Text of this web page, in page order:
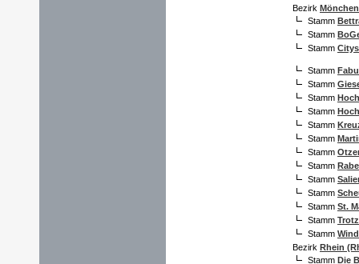
Bezirk
Stamm
Stamm
Stamm
Stamm
Stamm
Stamm
Stamm
Stamm
Stamm
Stamm
Stamm
Stamm
Stamm
Stamm St.
Stamm
Stamm
Bezirk Rhein
Stamm Die